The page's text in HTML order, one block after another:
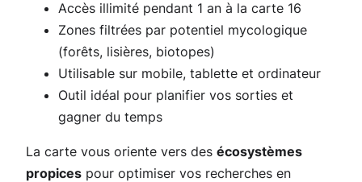
u
r
Accès illimité pendant 1 an à la carte 16
Zones filtrées par potentiel mycologique
(forêts, lisières, biotopes)
Utilisable sur mobile, tablette et ordinateur
Outil idéal pour planifier vos sorties et
gagner du temps
La carte vous oriente vers des écosystèmes
propices pour optimiser vos recherches en